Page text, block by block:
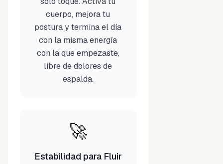
cuerpo, mejora tu
postura y termina el día
con la misma energía
con la que empezaste,
libre de dolores de
espalda.
🚀
Estabilidad para Fluir